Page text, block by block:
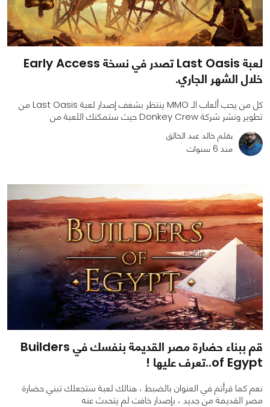
لعبة Last Oasis تصدر في نسخة Early Access
خلال الشهر الجاري.
كل من يحب ألعاب الـ MMO ينتظر بشغف إصدار لعبة Last Oasis من
تطوير ونشر شركة Donkey Crew حيث ستمكنك اللعبة من
بقلم خالد عبد الخالق
منذ 6 سنوات
قم ببناء حضارة مصر القديمة بنفسك في Builders
of Egypt..تعرف عليها !
نعم كما قرأتم في العنوان بالضبط ، هنالك لعبة ستجعلك تبني حضارة
مصر القديمة من جديد ، بإصدار خافت لم يتحدث عنه